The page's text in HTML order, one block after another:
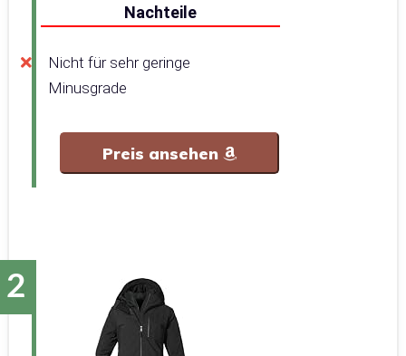
Nachteile
Nicht für sehr geringe
Minusgrade
Preis ansehen